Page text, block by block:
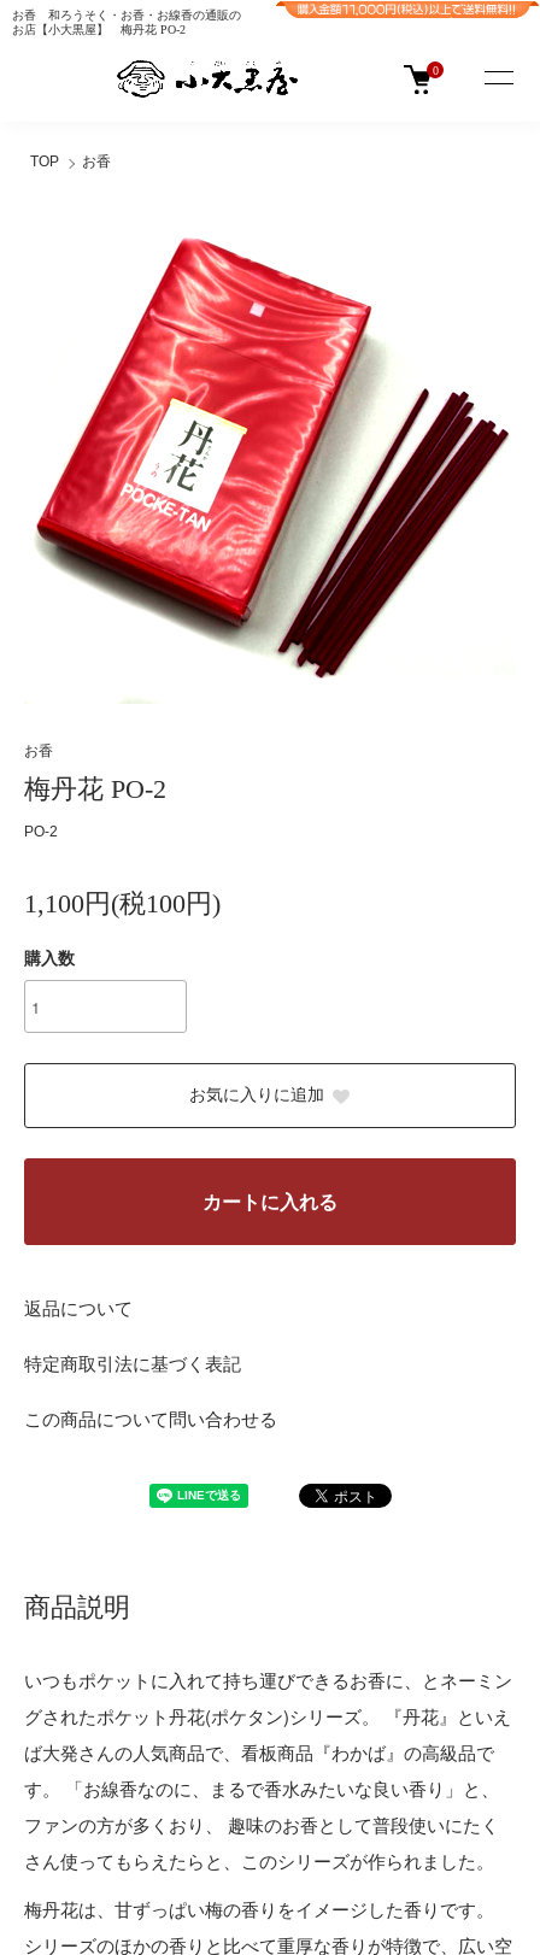
お香 和ろうそく・お香・お線香の通販の
お店【小大黒屋】 梅丹花 PO-2
0
TOP お香
お香
梅丹花 PO-2
PO-2
1,100円(税100円)
購入数
お気に入りに追加
カートに入れる
返品について
特定商取引法に基づく表記
この商品について問い合わせる
商品説明
いつもポケットに入れて持ち運びできるお香に、とネーミン
グされたポケット丹花(ポケタン)シリーズ。 『丹花』といえ
ば大発さんの人気商品で、看板商品『わかば』の高級品で
す。 「お線香なのに、まるで香水みたいな良い香り」と、
ファンの方が多くおり、 趣味のお香として普段使いにたく
さん使ってもらえたらと、このシリーズが作られました。
梅丹花は、甘ずっぱい梅の香りをイメージした香りです。
シリーズのほかの香りと比べて重厚な香りが特徴で、広い空